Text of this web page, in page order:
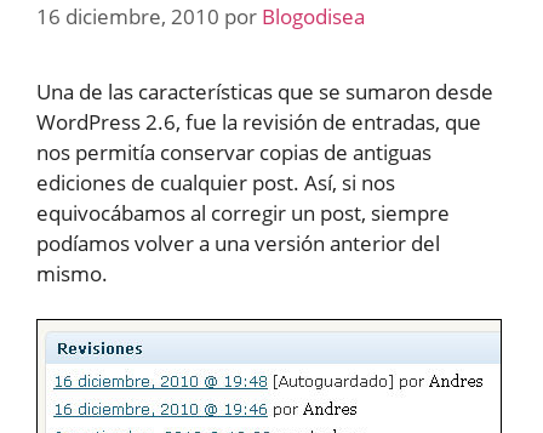
16 diciembre, 2010 por Blogodisea
Una de las características que se sumaron desde
WordPress 2.6, fue la revisión de entradas, que
nos permitía conservar copias de antiguas
ediciones de cualquier post. Así, si nos
equivocábamos al corregir un post, siempre
podíamos volver a una versión anterior del
mismo.